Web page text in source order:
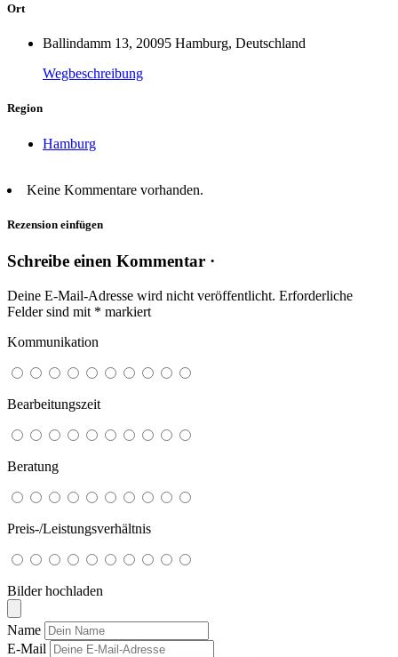
Ort
Ballindamm 13, 20095 Hamburg, Deutschland
Wegbeschreibung
Region
Hamburg
Keine Kommentare vorhanden.
Rezension einfügen
Schreibe einen Kommentar ·
Deine E-Mail-Adresse wird nicht veröffentlicht. Erforderliche
Felder sind mit * markiert
Kommunikation
Bearbeitungszeit
Beratung
Preis-/Leistungsverhältnis
Bilder hochladen
Name
E-Mail